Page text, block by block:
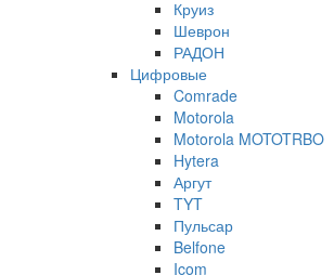
Круиз
Шеврон
РАДОН
Цифровые
Comrade
Motorola
Motorola MOTOTRBO
Hytera
Аргут
TYT
Пульсар
Belfone
Icom